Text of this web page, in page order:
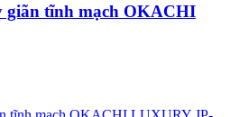
giãn tĩnh mạch OKACHI